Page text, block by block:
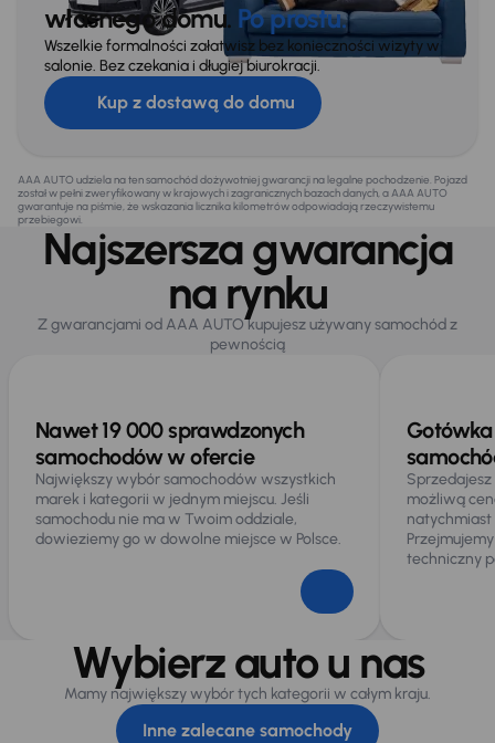
własnego domu. Po prostu.
Wszelkie formalności załatwisz bez konieczności wizyty w
salonie. Bez czekania i długiej biurokracji.
Kup z dostawą do domu
AAA AUTO udziela na ten samochód dożywotniej gwarancji na legalne pochodzenie. Pojazd
został w pełni zweryfikowany w krajowych i zagranicznych bazach danych, a AAA AUTO
gwarantuje na piśmie, że wskazania licznika kilometrów odpowiadają rzeczywistemu
przebiegowi.
Najszersza gwarancja
na rynku
Z gwarancjami od AAA AUTO kupujesz używany samochód z
pewnością
Nawet 19 000 sprawdzonych
samochodów w ofercie
Największy wybór samochodów wszystkich
marek i kategorii w jednym miejscu. Jeśli
samochodu nie ma w Twoim oddziale,
dowieziemy go w dowolne miejsce w Polsce.
możliwą
techniczny
Wybierz auto u nas
Mamy największy wybór tych kategorii w całym kraju.
Inne zalecane samochody